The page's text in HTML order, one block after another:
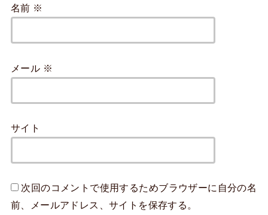
名前 ※
メール ※
サイト
次回のコメントで使用するためブラウザーに自分の名
前、メールアドレス、サイトを保存する。